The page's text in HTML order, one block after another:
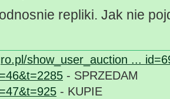
repliki. Jak nie
show_user_auction ...
- SPRZEDAM
- KUPIE